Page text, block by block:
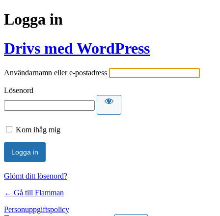
Logga in
Drivs med WordPress
Användarnamn eller e-postadress
Lösenord
Kom ihåg mig
Glömt ditt lösenord?
← Gå till Flamman
Personuppgiftspolicy